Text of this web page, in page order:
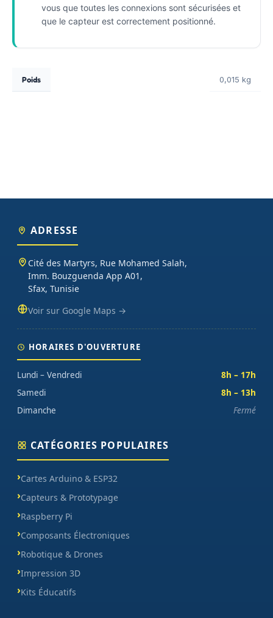
vous que toutes les connexions sont sécurisées et
que le capteur est correctement positionné.
Poids 0,015 kg
ADRESSE
Cité des Martyrs, Rue Mohamed Salah,
Imm. Bouzguenda App A01,
Sfax, Tunisie
Voir sur Google Maps →
HORAIRES D'OUVERTURE
Lundi – Vendredi
8h – 17h
Samedi
8h – 13h
Dimanche
Fermé
CATÉGORIES POPULAIRES
Cartes Arduino & ESP32
Capteurs & Prototypage
Raspberry Pi
Composants Électroniques
Robotique & Drones
Impression 3D
Kits Éducatifs